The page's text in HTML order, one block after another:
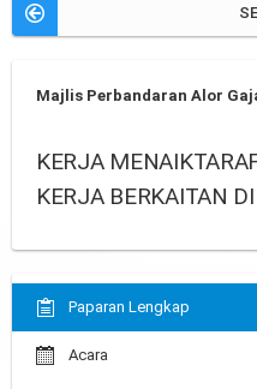
Majlis Perbandaran Alor
KERJA
KERJA BERKAITAN
Paparan Lengkap
Acara